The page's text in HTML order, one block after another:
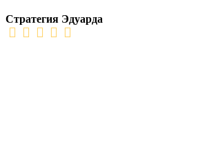
Стратегия Эдуарда